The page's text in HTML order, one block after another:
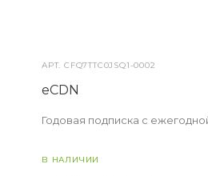
АРТ.CFQ7TTC0JSQ1-0002
eCDN
Годовая подписка с
В НАЛИЧИИ